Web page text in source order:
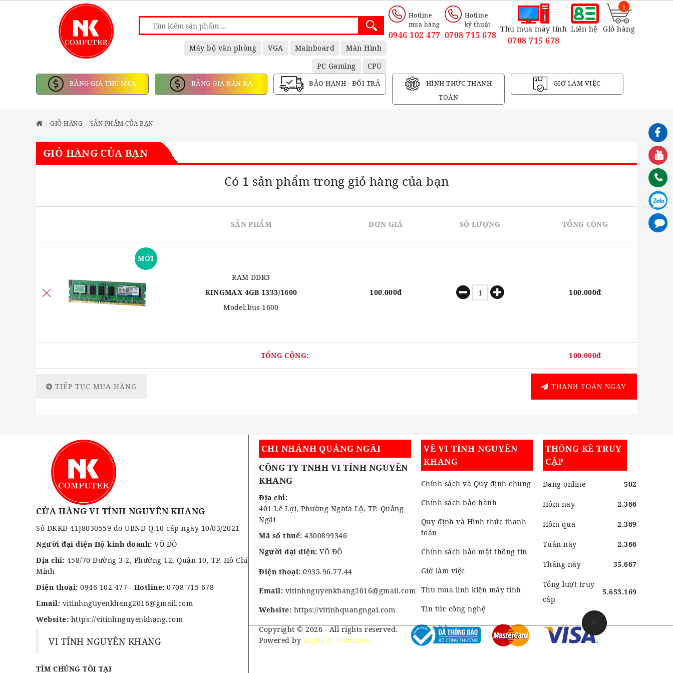
Máy bộ văn phòng VGA Mainboard
Màn Hình
PC Gaming
CPU
Hotline
mua hàng
0946 102 477
Hotline
kỹ thuật
0708 715 678
Thu mua máy tính
0708 715 678
Liên hệ Giỏ hàng
1
BẢNG GIÁ THU MUA BẢNG GIÁ BÁN RA BẢO HÀNH - ĐỔI TRẢ
HÌNH THỨC THANH
TOÁN
GIỜ LÀM VIỆC
GIỎ HÀNG SẢN PHẨM CỦA BẠN
GIỎ HÀNG CỦA BẠN
Có 1 sản phẩm trong giỏ hàng của bạn
SẢN PHẨM ĐƠN GIÁ SỐ LƯỢNG TỔNG CỘNG
MỚI
RAM DDR3
KINGMAX 4GB 1333/1600
Model:bus 1600
100.000đ 100.000đ
TỔNG CỘNG: 100.000đ
TIẾP TỤC MUA HÀNG THANH TOÁN NGAY
CỬA HÀNG VI TÍNH NGUYÊN KHANG
Số ĐKKD 41J8030559 do UBND Q.10 cấp ngày 10/03/2021
Người đại diện Hộ kinh doanh: VÕ ĐÔ
Địa chỉ: 458/70 Đường 3-2, Phường 12, Quận 10, TP. Hồ Chí
Minh
Điện thoại: 0946 102 477 - Hotline: 0708 715 678
Email: vitinhnguyenkhang2016@gmail.com
Website: https://vitinhnguyenkhang.com
VI TÍNH NGUYÊN KHANG
TÌM CHÚNG TÔI TẠI
CHI NHÁNH QUẢNG NGÃI
CÔNG TY TNHH VI TÍNH NGUYÊN
KHANG
Địa chỉ:
401 Lê Lợi, Phường Nghĩa Lộ, TP. Quảng
Ngãi
Mã số thuế:4300899346
Người đại diện: VÕ ĐÔ
Điện thoại:0935.96.77.44
Email: vitinhnguyenkhang2016@gmail.com
Website: https://vitinhquangngai.com
VỀ VI TÍNH NGUYÊN
KHANG
Chính sách và Quy định chung
Chính sách bảo hành
Quy định và Hình thức thanh
toán
Chính sách bảo mật thông tin
Giờ làm việc
Thu mua linh kiện máy tính
Tin tức công nghệ
Liên hệ
THỐNG KÊ TRUY
CẬP
Đang online 502
Hôm nay 2.366
Hôm qua 2.369
Tuần này 2.366
Tháng này 35.667
Tổng lượt truy
cập
5.653.169
Copyright © 2026 - All rights reserved.
Powered by Alpha IT Solutions